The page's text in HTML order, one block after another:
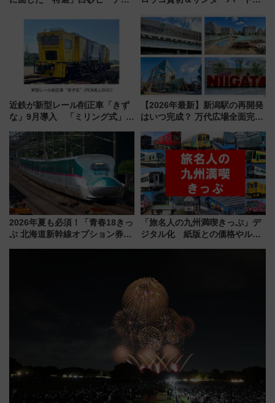
斉藤雪乃＆福原トシヒロと行
く！9月13日「京都の鉄道満喫
ツアー」開催
近鉄が新型レール削正車「きず
な」9月導入 「ミリング式」採
化！安全性や乗り心地の向上に
貢献するだけでなく、全線区で
活躍するための仕組みも
【2026年最新】新潟駅の再開発
はいつ完成？ 万代広場全面完成
開発、バスタ新潟構想まで徹底
解説！
2026年夏も必須！「青春18きっ
ぷ 北海道新幹線オプション券」
「旅名人の九州満喫きっぷ」デ
ジタル化 紙版との価格やルー